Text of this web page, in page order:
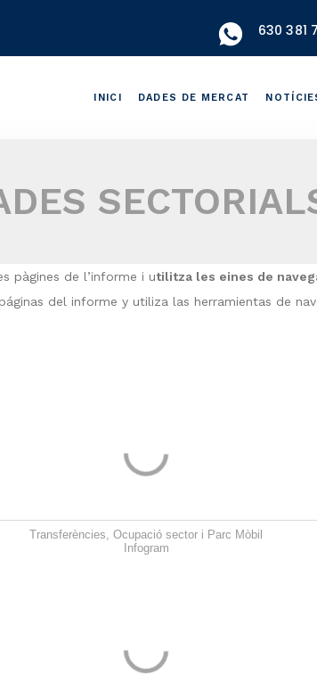
630 381
INICI DADES DE MERCAT
pàgines de l’informe i utilitza les eines de
del informe y utiliza las herramientas de
Transferències, Ocupació sector i Parc Mòbil
Infogram